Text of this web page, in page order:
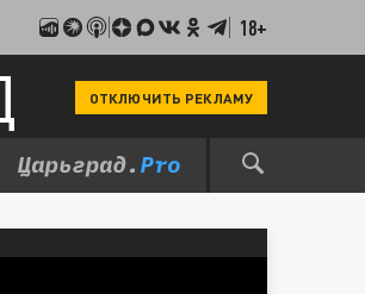
18+
ОТКЛЮЧИТЬ РЕКЛАМУ